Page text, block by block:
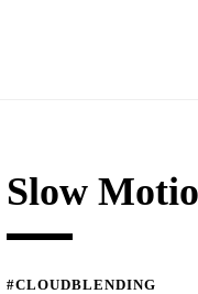
Slow
#CLOUDBLENDING